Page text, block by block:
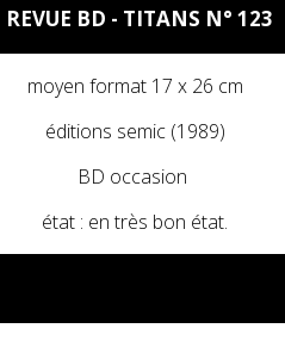
REVUE BD - TITANS N° 123
moyen format 17 x 26 cm
éditions semic (1989)
BD occasion
état : en très bon état.